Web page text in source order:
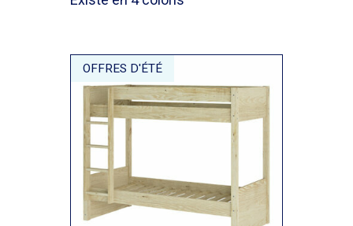
OFFRES D'ÉTÉ